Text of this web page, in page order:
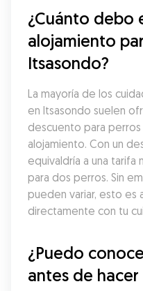
¿Cuánto debo
alojamiento
Itsasondo?
La mayoría de los
en Itsasondo suelen
descuento para
alojamiento. Con un
equivaldría a una
para dos perros. Sin
pueden variar, esto
directamente con tu
¿Puedo
antes de